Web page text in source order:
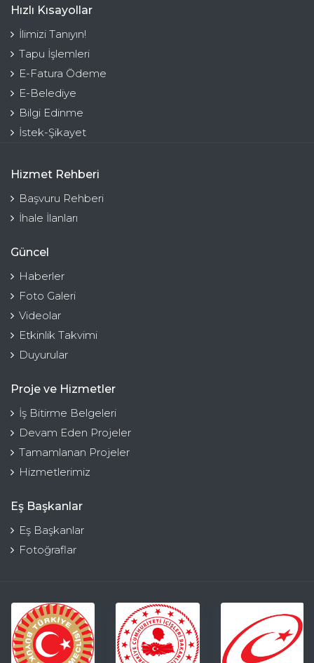
Hızlı Kısayollar
İlimizi Tanıyın!
Tapu İşlemleri
E-Fatura Ödeme
E-Belediye
Bilgi Edinme
İstek-Şikayet
Hizmet Rehberi
Başvuru Rehberi
İhale İlanları
Güncel
Haberler
Foto Galeri
Videolar
Etkinlik Takvimi
Duyurular
Proje ve Hizmetler
İş Bitirme Belgeleri
Devam Eden Projeler
Tamamlanan Projeler
Hizmetlerimiz
Eş Başkanlar
Eş Başkanlar
Fotoğraflar